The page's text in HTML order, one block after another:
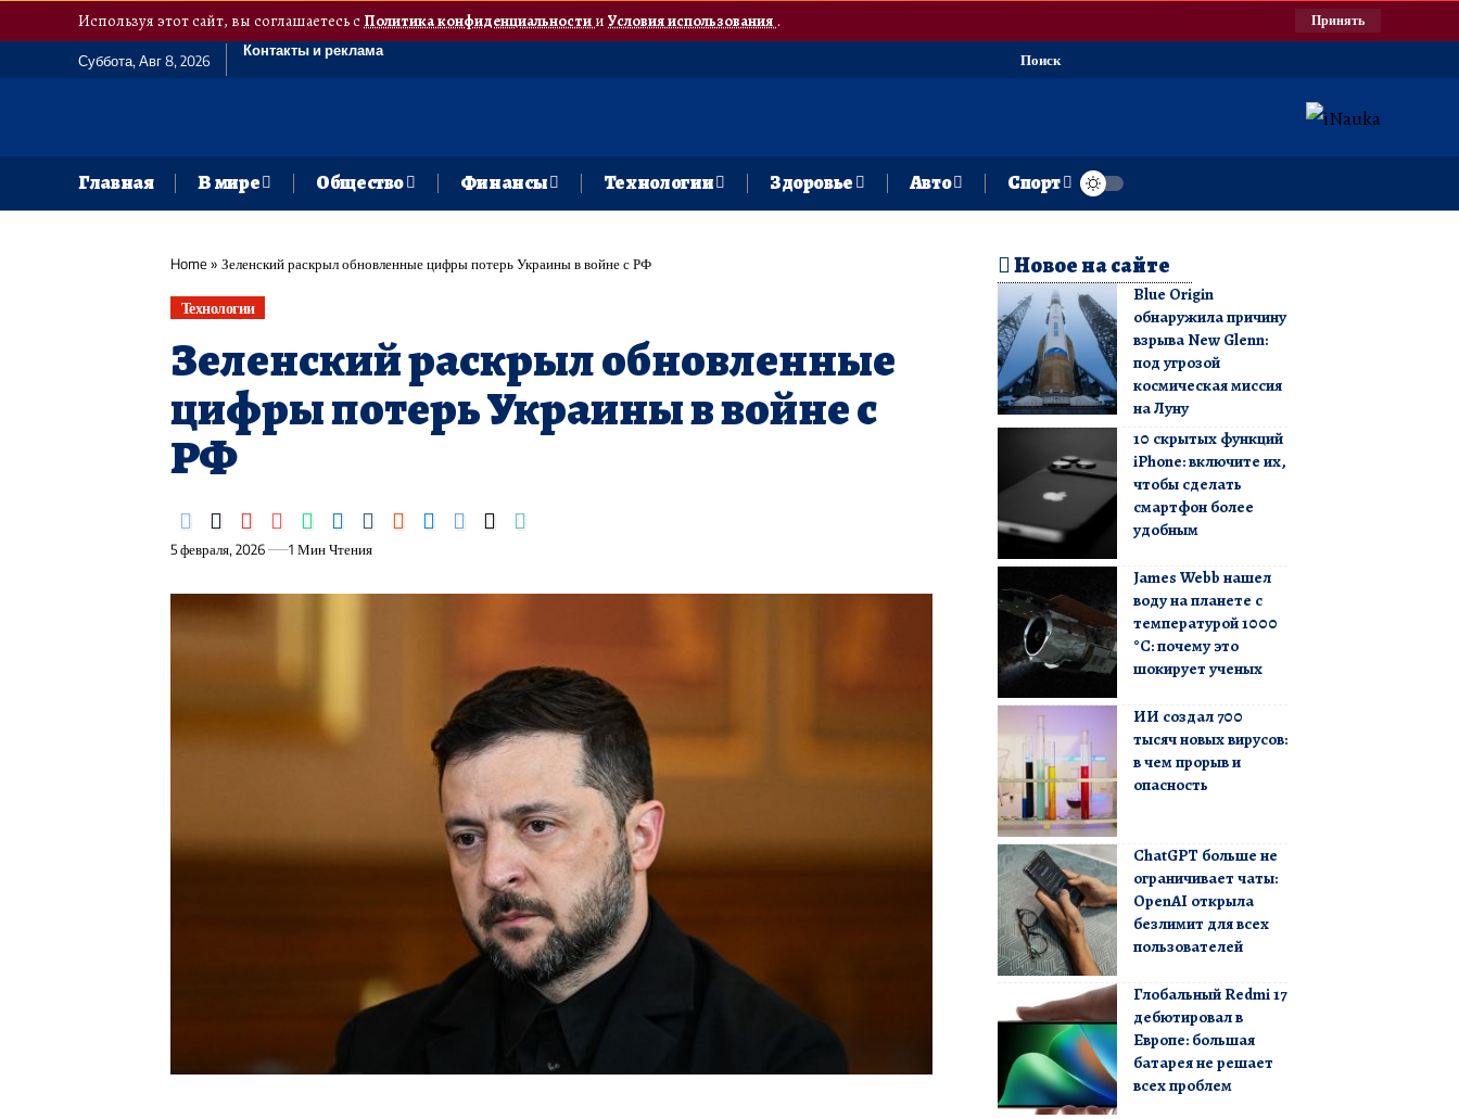
Используя этот сайт, вы соглашаетесь сПолитика конфиденциальностии Условия использования. Принять
Суббота, Авг 8, 2026
Контакты и реклама
Поиск
Главная В мире Общество Финансы Технологии Здоровье Авто Спорт
Home» Зеленский раскрыл обновленные цифры потерь Украины в войне с РФ
Технологии
Зеленский раскрыл обновленные
цифры потерь Украины в войне с
РФ
5 февраля, 2026 1 Мин Чтения
Новое на сайте
Blue Origin
обнаружила причину
взрыва New Glenn:
под угрозой
космическая миссия
на Луну
10 скрытых функций
iPhone: включите их,
чтобы сделать
смартфон более
удобным
James Webb нашел
воду на планете с
температурой 1000
°C: почему это
шокирует ученых
ИИ создал 700
тысяч новых вирусов:
в чем прорыв и
опасность
ChatGPT больше не
ограничивает чаты:
OpenAI открыла
безлимит для всех
пользователей
Глобальный Redmi 17
дебютировал в
Европе: большая
батарея не решает
всех проблем